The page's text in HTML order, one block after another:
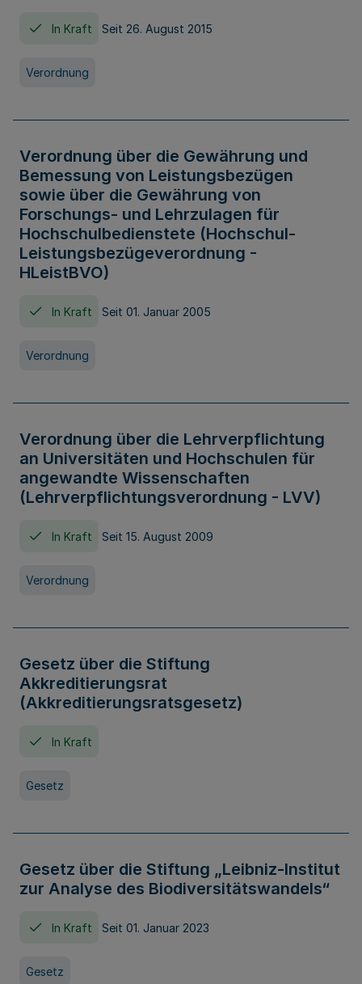
In Kraft Seit 26. August 2015
Verordnung
Verordnung über die Gewährung und
Bemessung von Leistungsbezügen
sowie über die Gewährung von
Forschungs- und Lehrzulagen für
Hochschulbedienstete (Hochschul-
Leistungsbezügeverordnung -
HLeistBVO)
In Kraft Seit 01. Januar 2005
Verordnung
Verordnung über die Lehrverpflichtung
an Universitäten und Hochschulen für
angewandte Wissenschaften
(Lehrverpflichtungsverordnung - LVV)
In Kraft Seit 15. August 2009
Verordnung
Gesetz über die Stiftung
Akkreditierungsrat
(Akkreditierungsratsgesetz)
In Kraft
Gesetz
Gesetz über die Stiftung „Leibniz-Institut
zur Analyse des Biodiversitätswandels“
In Kraft Seit 01. Januar 2023
Gesetz